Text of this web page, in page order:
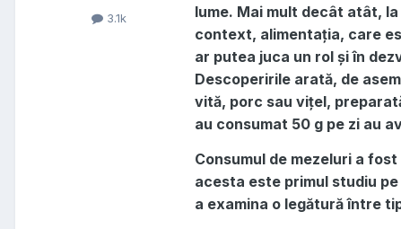
3.1k
lume. Mai mult decât atât,
context, alimentația, care
ar putea juca un rol și în
Descoperirile arată, de
vită, porc sau vițel,
au consumat 50 g pe zi au
Consumul de mezeluri a
acesta este primul studiu
a examina o legătură între